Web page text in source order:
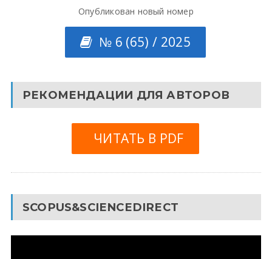
Опубликован новый номер
№ 6 (65) / 2025
РЕКОМЕНДАЦИИ ДЛЯ АВТОРОВ
ЧИТАТЬ В PDF
SCOPUS&SCIENCEDIRECT